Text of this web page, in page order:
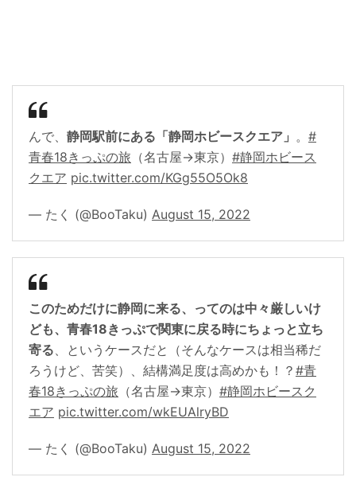
んで、 静岡駅前にある「静岡ホビースクエア」 。 #
青春18きっぷの旅 （名古屋→東京） #静岡ホビース
クエア pic.twitter.com/KGg55O5Ok8
— たく (@BooTaku) August 15, 2022
このためだけに静岡に来る、ってのは中々厳しいけ
ども、青春18きっぷで関東に戻る時にちょっと立ち
寄る、というケースだと（そんなケースは相当稀だ
ろうけど、苦笑）、結構満足度は高めかも！？ #青
春18きっぷの旅 （名古屋→東京） #静岡ホビースク
エア pic.twitter.com/wkEUAlryBD
— たく (@BooTaku) August 15, 2022